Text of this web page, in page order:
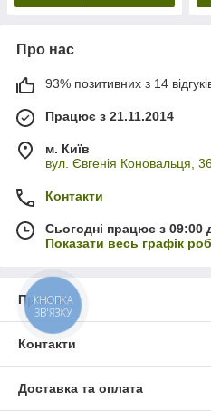
Про нас
93% позитивних з 14
Працює з 21.11.2014
м. Київ
вул. Євгенія Коновальця,
Контакти
Сьогодні працює з 09:00
Показати весь графік
Про нас
Контакти
Доставка та оплата
КНОПКА
ЗВ'ЯЗКУ